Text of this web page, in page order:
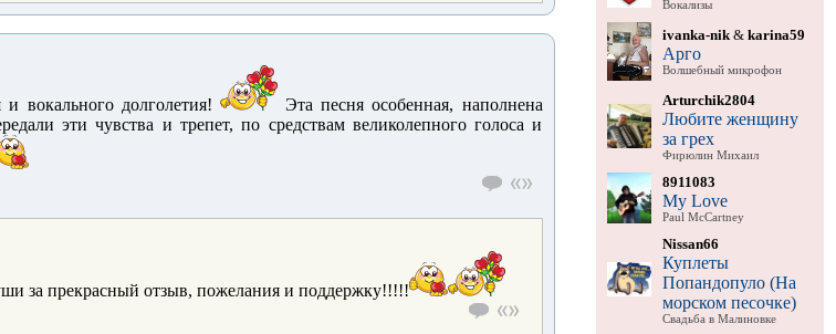
вокального долголетия!
Эта песня особенная, наполнена
эти чувства и трепет, по средствам великолепного голоса и
за прекрасный отзыв, пожелания и поддержку!!!!!
Вокализы
ivanka-nik& karina59
Арго
Волшебный микрофон
Arturchik2804
Любите женщину
за грех
Фирюлин Михаил
8911083
My Love
Paul McCartney
Nissan66
Куплеты
Попандопуло (На
морском песочке)
Свадьба в Малиновке